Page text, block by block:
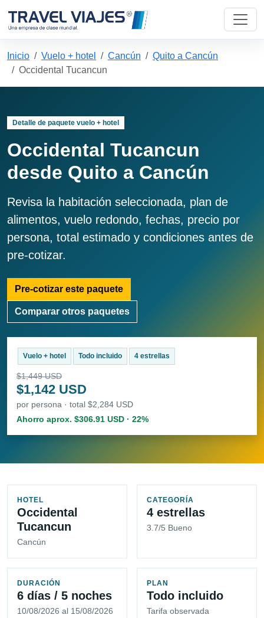
Inicio Vuelo + hotel Cancún
Quito a Cancún
Occidental Tucancun
Detalle de paquete vuelo + hotel
Occidental Tucancun
desde Quito a Cancún
Revisa la habitación seleccionada, plan de
alimentos, vuelo redondo, fechas, precio por
persona, total estimado y condiciones antes de
pre-cotizar.
Pre-cotizar este paquete
Comparar otros paquetes
Vuelo + hotel Todo incluido 4 estrellas
$1,449 USD
$1,142 USD
por persona · total $2,284 USD
Ahorro aprox. $306.91 USD · 22%
HOTEL
Occidental
Tucancun
Cancún
CATEGORÍA
4 estrellas
3.7/5 Bueno
DURACIÓN
6 días / 5 noches
10/08/2026 al 15/08/2026
PLAN
Todo incluido
Tarifa observada